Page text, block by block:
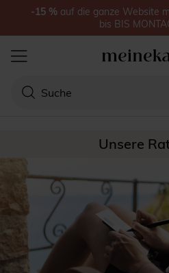
Unsere
-15 % auf die ganze Website
bis BIS